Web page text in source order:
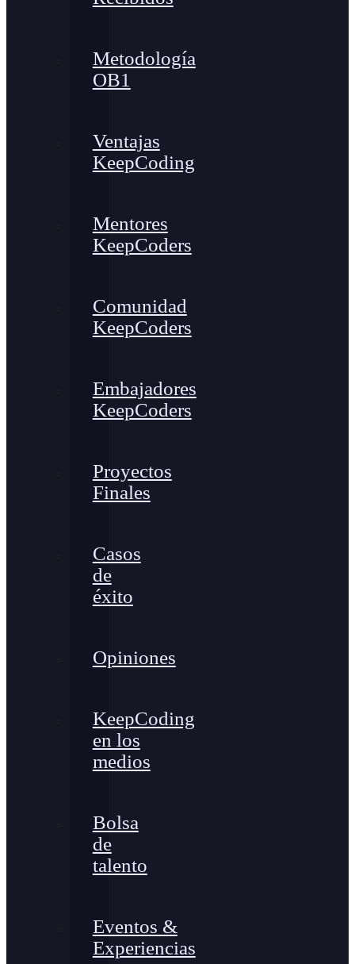
Metodología
OB1
Ventajas
KeepCoding
Mentores
KeepCoders
Comunidad
KeepCoders
Embajadores
KeepCoders
Proyectos
Finales
Casos
de
éxito
Opiniones
KeepCoding
en los
medios
Bolsa
de
talento
Eventos &
Experiencias